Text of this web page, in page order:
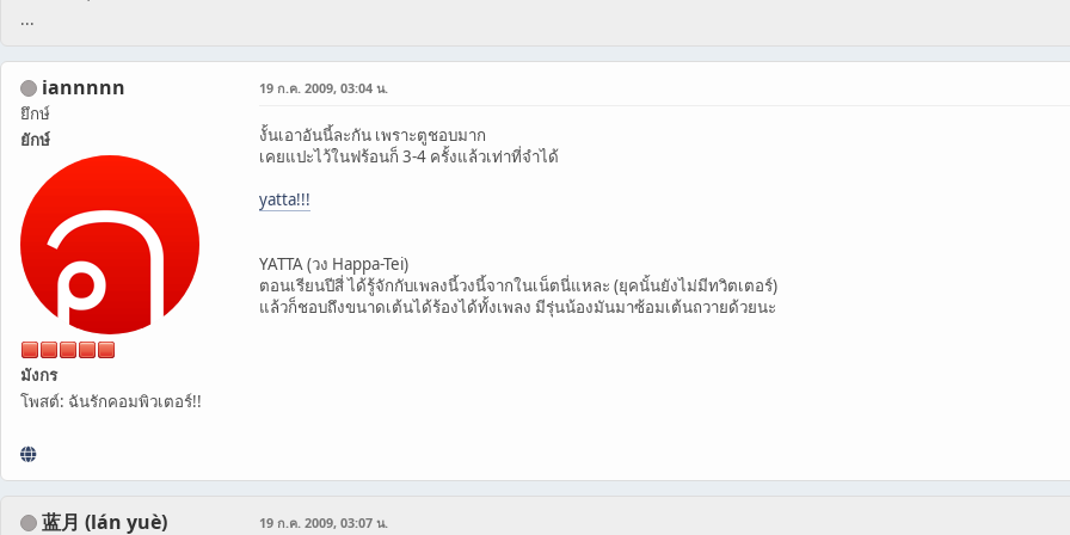
...
iannnnn
ยึกษ์
ยักษ์
มังกร
โพสต์: ฉันรักคอมพิวเตอร์!!
19 ก.ค. 2009, 03:04 น.
งั้นเอาอันนี้ละกัน เพราะตูชอบมาก
เคยแปะไว้ในฟร้อนก็ 3-4 ครั้งแล้วเท่าที่จำได้
yatta!!!
YATTA (วง Happa-Tei)
ตอนเรียนปีสี่ ได้รู้จักกับเพลงนี้วงนี้จากในเน็ตนี่แหละ (ยุคนั้นยังไม่มีทวิตเตอร์)
แล้วก็ชอบถึงขนาดเต้นได้ร้องได้ทั้งเพลง มีรุ่นน้องมันมาซ้อมเต้นถวายด้วยนะ
蓝月 (lán yuè) 19 ก.ค. 2009, 03:07 น.